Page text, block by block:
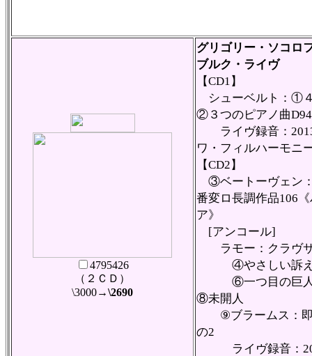
4795426
（２ＣＤ）
\3000→\2690
グリゴリー・ソコロ
ブルク・ライヴ
【CD1】
シューベルト：①
②３つのピアノ曲
ライヴ録音：
ワ・フィルハーモニ
【CD2】
③ベートーヴェン
番変ロ長調作品106
ア》
[アンコール]
ラモー：クラヴサ
④やさしい訴え
⑥一つ目の巨人
⑧未開人
⑨ブラームス：即
の2
ライヴ録音：